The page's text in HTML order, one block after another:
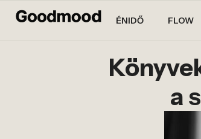
ÉNIDŐ FLOW
a